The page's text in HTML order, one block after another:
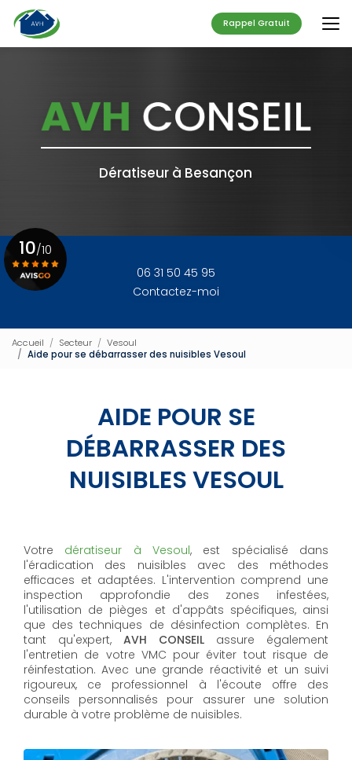
au
contenu
principal
Rappel Gratuit
Dératiseur à Besançon
06 31 50 45 95
Contactez-moi
10/10
Accueil Secteur
Vesoul
Aide pour se débarrasser des nuisibles Vesoul
AIDE POUR SE
DÉBARRASSER DES
NUISIBLES VESOUL
Votre dératiseur à Vesoul, est spécialisé dans
l'éradication des nuisibles avec des méthodes
efficaces et adaptées. L'intervention comprend une
inspection approfondie des zones infestées,
l'utilisation de pièges et d'appâts spécifiques, ainsi
que des techniques de désinfection complètes. En
tant qu'expert, AVH CONSEIL assure également
l'entretien de votre VMC pour éviter tout risque de
réinfestation. Avec une grande réactivité et un suivi
rigoureux, ce professionnel à l'écoute offre des
conseils personnalisés pour assurer une solution
durable à votre problème de nuisibles.